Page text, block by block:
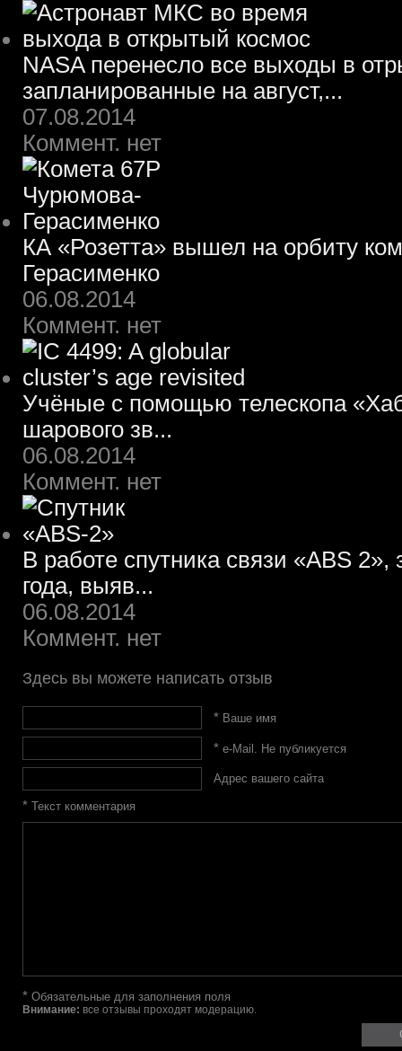
NASA перенесло все выходы в
запланированные на август,...
07.08.2014
Коммент. нет
КА «Розетта» вышел на орбиту
Герасименко
06.08.2014
Коммент. нет
Учёные с помощью телескопа
шарового зв...
06.08.2014
Коммент. нет
В работе спутника связи «ABS
года, выяв...
06.08.2014
Коммент. нет
Здесь вы можете написать отзыв
*Ваше имя
*e-Mail. Не публикуется
Адрес вашего сайта
* Текст комментария
* Обязательные для заполнения поля
Внимание: все отзывы проходят модерацию.